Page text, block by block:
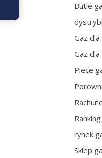
Butle
Gaz
Gaz
Piece
rynek
Sklep